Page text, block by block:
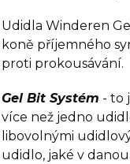
Udidla Winderen
koně příjemného
proti prokousávání.
Gel Bit Systém - to
více než jedno
libovolnými
udidlo, jaké v